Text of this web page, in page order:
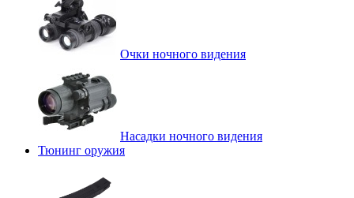
Очки ночного видения
Насадки ночного видения
Тюнинг оружия